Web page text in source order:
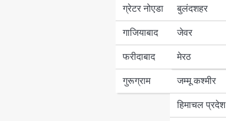
ग्रेटर नोएडा
गाजियाबाद
फरीदाबाद
गुरूग्राम
बुलंदशहर
जेवर
मेरठ
बिहार
पंजाब
हरियाणा
जम्मू कश्मीर
हिमाचल प्रदेश